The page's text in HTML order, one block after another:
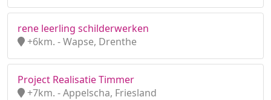
rene leerling schilderwerken
+6km. - Wapse, Drenthe
Project Realisatie Timmer
+7km. - Appelscha, Friesland